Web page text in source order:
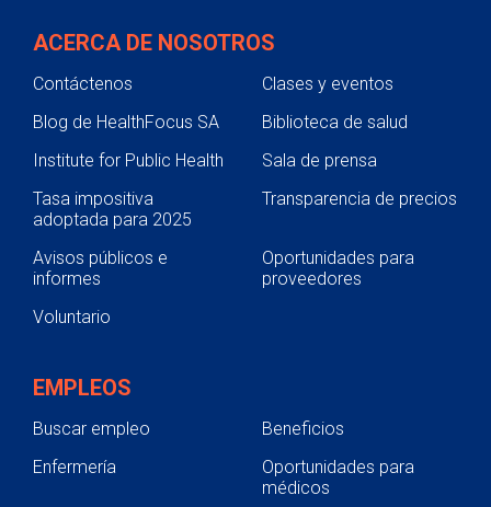
ACERCA DE NOSOTROS
Contáctenos
Clases y eventos
Blog de HealthFocus SA
Biblioteca de salud
Institute for Public Health
Sala de prensa
Tasa impositiva
adoptada para 2025
Transparencia de precios
Avisos públicos e
informes
Oportunidades para
proveedores
Voluntario
EMPLEOS
Buscar empleo
Beneficios
Enfermería
Oportunidades para
médicos